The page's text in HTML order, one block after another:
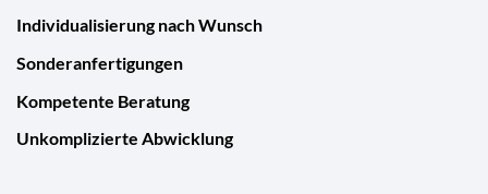
Individualisierung nach Wunsch
Sonderanfertigungen
Kompetente Beratung
Unkomplizierte Abwicklung